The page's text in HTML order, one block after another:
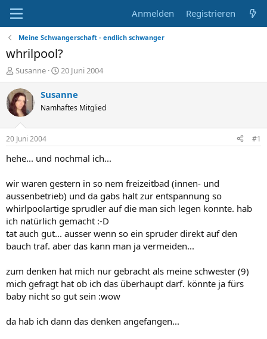
Anmelden Registrieren
Meine Schwangerschaft - endlich schwanger
whrilpool?
E
r
s
t
e
e
r
Susanne
E
r
s
e
t
a
20 Juni 2004
Susanne
Namhaftes Mitglied
20 Juni 2004 #1
hehe... und nochmal ich...
wir waren gestern in so nem freizeitbad (innen- und
aussenbetrieb) und da gabs halt zur entspannung so
whirlpoolartige sprudler auf die man sich legen konnte. hab
ich natürlich gemacht :-D
tat auch gut... ausser wenn so ein spruder direkt auf den
bauch traf. aber das kann man ja vermeiden...
zum denken hat mich nur gebracht als meine schwester (9)
mich gefragt hat ob ich das überhaupt darf. könnte ja fürs
baby nicht so gut sein :wow
da hab ich dann das denken angefangen...